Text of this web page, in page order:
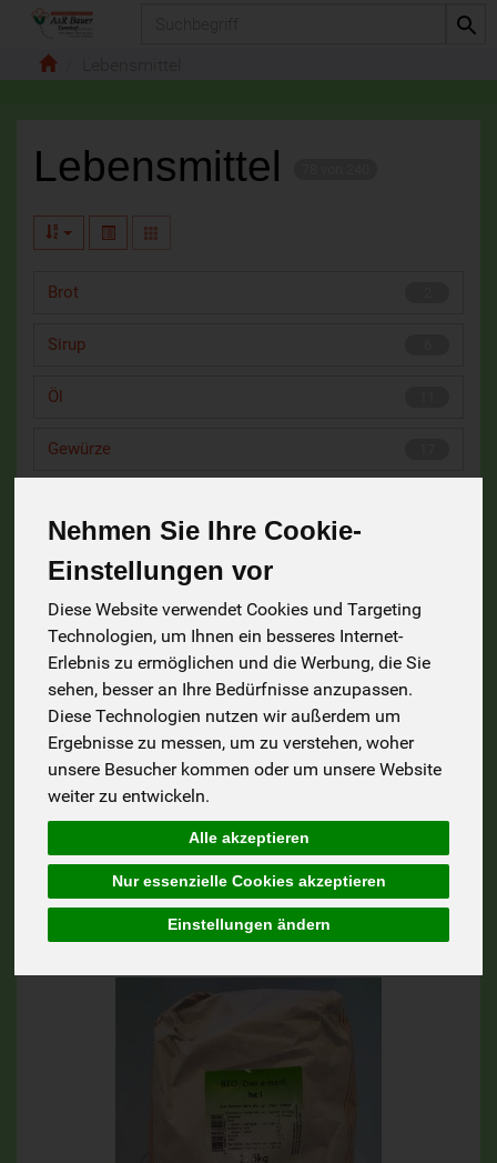
Nehmen Sie Ihre Cookie-
Einstellungen vor
Diese Website verwendet Cookies und Targeting
Technologien, um Ihnen ein besseres Internet-
Erlebnis zu ermöglichen und die Werbung, die Sie
sehen, besser an Ihre Bedürfnisse anzupassen.
Diese Technologien nutzen wir außerdem um
Ergebnisse zu messen, um zu verstehen, woher
unsere Besucher kommen oder um unsere Website
weiter zu entwickeln.
Alle akzeptieren
Nur essenzielle Cookies akzeptieren
Einstellungen ändern
Lebensmittel
Brot
Sirup
Öl
Gewürze
Honig
6
Sonstige Lebensmittel
Essig
Hersteller Allergene